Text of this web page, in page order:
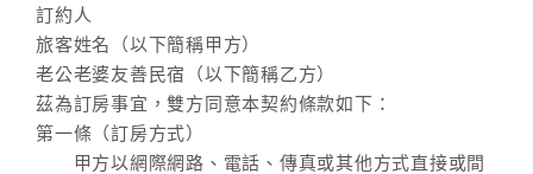
訂約人
旅客姓名（以下簡稱甲方）
老公老婆友善民宿（以下簡稱乙方）
茲為訂房事宜，雙方同意本契約條款如下：
第一條（訂房方式）
甲方以網際網路、電話、傳真或其他方式直接或間